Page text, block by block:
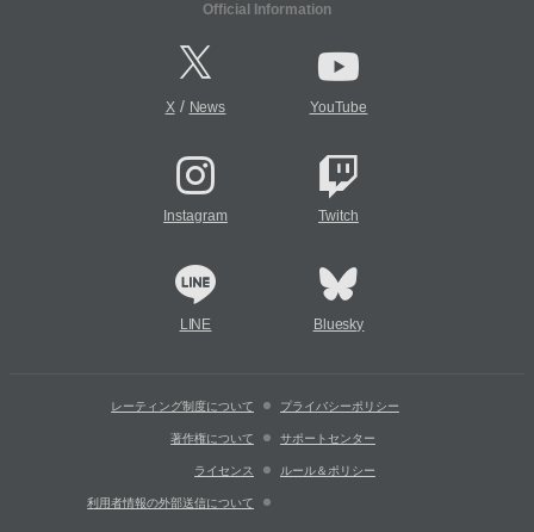
Official Information
X/ News YouTube
Instagram Twitch
LINE Bluesky
レーティング制度について プライバシーポリシー
著作権について サポートセンター
ライセンス ルール＆ポリシー
利用者情報の外部送信について